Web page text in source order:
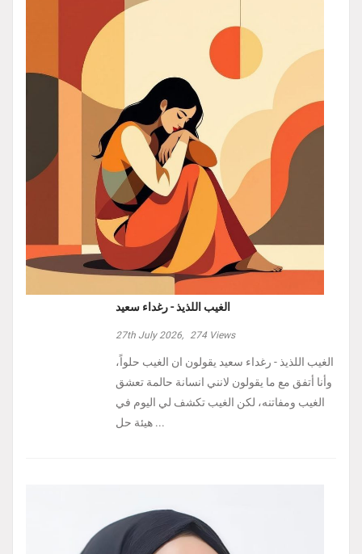
الغيب اللذيذ - رغداء سعيد
27th July 2026, 274Views
الغيب اللذيذ - رغداء سعيد يقولون ان الغيب حلواً،
وأنا أتفق مع ما يقولون لانني انسانة حالمة تعشق
الغيب ومفاتنه، لكن الغيب تكشف لي اليوم في
هيئة حل ...